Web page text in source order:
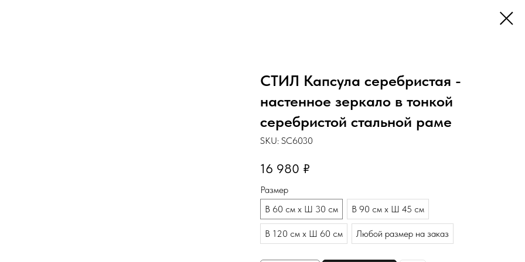
СТИЛ Капсула серебристая -
настенное зеркало в тонкой
серебристой стальной раме
SKU: SC6030
16 980 ₽
Размер
В 60 см х Ш 30 см
В 90 см х Ш 45 см
В 120 см х Ш 60 см Любой размер на заказ